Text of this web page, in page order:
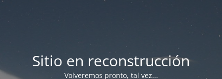
Sitio en reconstrucción
Volveremos pronto, tal vez...